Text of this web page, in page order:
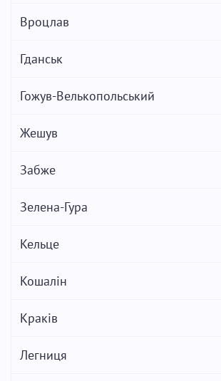
Вроцлав
Гданськ
Гожув-Велькопольський
Жешув
Забже
Зелена-Гура
Кельце
Кошалін
Краків
Легниця